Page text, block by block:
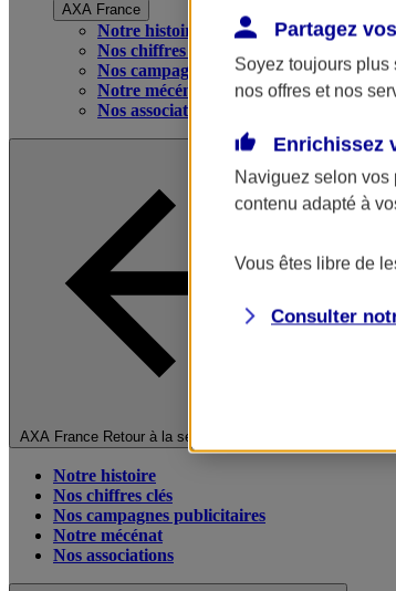
AXA France
Notre histoire
Nos chiffres clés
Nos campagnes publicitaires
Notre mécénat
Nos associations
AXA France Retour à la section précédente
Notre histoire
Nos chiffres clés
Nos campagnes publicitaires
Notre mécénat
Nos associations
Partagez
Soyez toujours plus
nos offres et nos
Enrichissez
Naviguez selon vos
contenu adapté à
Vous êtes libre de
Consulter